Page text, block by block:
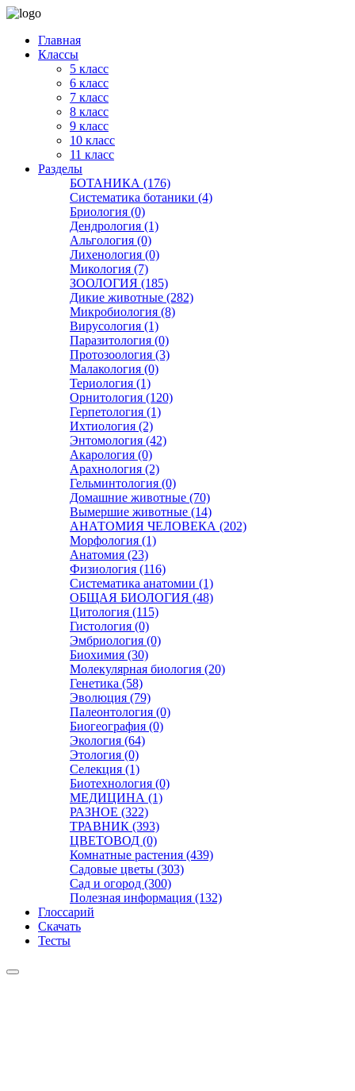
Главная
Классы
5 класс
6 класс
7 класс
8 класс
9 класс
10 класс
11 класс
Разделы
БОТАНИКА (176)
Систематика ботаники (4)
Бриология (0)
Дендрология (1)
Альгология (0)
Лихенология (0)
Микология (7)
ЗООЛОГИЯ (185)
Дикие животные (282)
Микробиология (8)
Вирусология (1)
Паразитология (0)
Протозоология (3)
Малакология (0)
Териология (1)
Орнитология (120)
Герпетология (1)
Ихтиология (2)
Энтомология (42)
Акарология (0)
Арахнология (2)
Гельминтология (0)
Домашние животные (70)
Вымершие животные (14)
АНАТОМИЯ ЧЕЛОВЕКА (202)
Морфология (1)
Анатомия (23)
Физиология (116)
Систематика анатомии (1)
ОБЩАЯ БИОЛОГИЯ (48)
Цитология (115)
Гистология (0)
Эмбриология (0)
Биохимия (30)
Молекулярная биология (20)
Генетика (58)
Эволюция (79)
Палеонтология (0)
Биогеография (0)
Экология (64)
Этология (0)
Селекция (1)
Биотехнология (0)
МЕДИЦИНА (1)
РАЗНОЕ (322)
ТРАВНИК (393)
ЦВЕТОВОД (0)
Комнатные растения (439)
Садовые цветы (303)
Сад и огород (300)
Полезная информация (132)
Глоссарий
Скачать
Тесты